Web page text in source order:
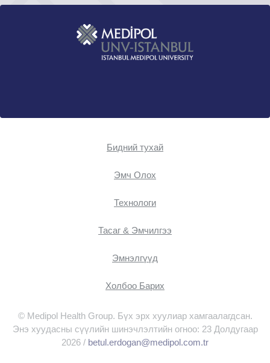
Бидний тухай
Эмч Oлох
Технологи
Тасаг & Эмчилгээ
Эмнэлгүүд
Холбоо Барих
© Medipol Health Group. Бүх эрх хуулиар хамгаалагдсан.
Энэ хуудасны сүүлийн шинэчлэлтийн огноо: 23 Долдугаар
2026 / betul.erdogan@medipol.com.tr